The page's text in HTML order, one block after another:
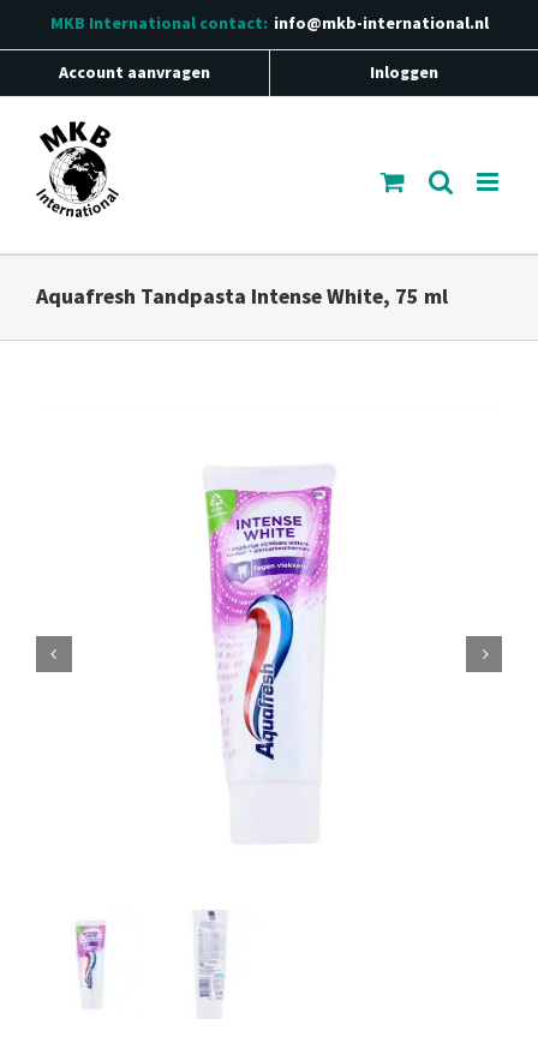
inhoud
MKB Internationalcontact: info@mkb-international.nl
Account aanvragen Inloggen
Aquafresh Tandpasta Intense White, 75 ml